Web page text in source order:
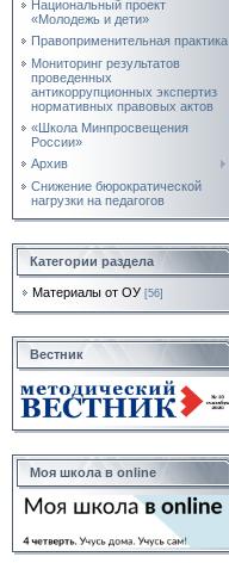
Национальный проект
«Молодежь и дети»
Правоприменительная практика
Мониторинг результатов
проведенных
антикоррупционных экспертиз
нормативных правовых актов
«Школа Минпросвещения
России»
Архив
Снижение бюрократической
нагрузки на педагогов
Категории раздела
Материалы от ОУ [56]
Вестник
Моя школа в online